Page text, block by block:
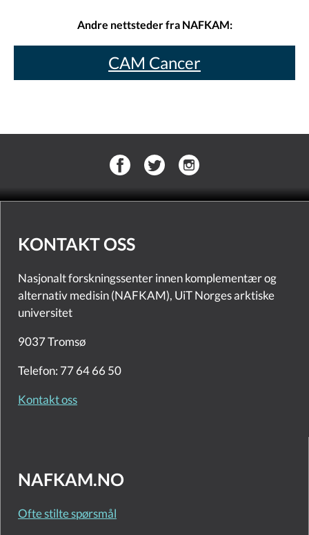
Andre nettsteder fra NAFKAM:
CAM Cancer
KONTAKT OSS
Nasjonalt forskningssenter innen komplementær og
alternativ medisin (NAFKAM), UiT Norges arktiske
universitet
9037 Tromsø
Telefon: 77 64 66 50
Kontakt oss
NAFKAM.NO
Ofte stilte spørsmål